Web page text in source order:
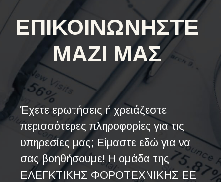
ΕΠΙΚΟΙΝΩΝΗΣΤΕ
ΜΑΖΙ ΜΑΣ
Έχετε ερωτήσεις ή χρειάζεστε
περισσότερες πληροφορίες για τις
υπηρεσίες μας; Είμαστε εδώ για να
σας βοηθήσουμε! Η ομάδα της
ΕΛΕΓΚΤΙΚΗΣ ΦΟΡΟΤΕΧΝΙΚΗΣ ΕΕ